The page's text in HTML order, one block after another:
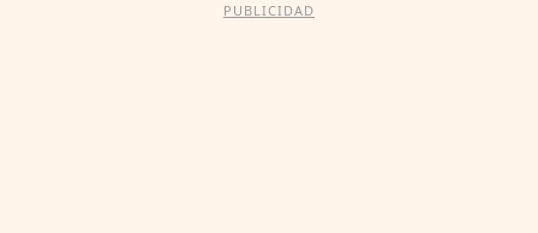
PUBLICIDAD